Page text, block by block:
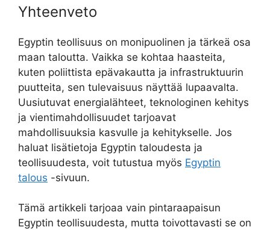
Yhteenveto
Egyptin teollisuus on monipuolinen ja tärkeä osa
maan taloutta. Vaikka se kohtaa haasteita,
kuten poliittista epävakautta ja infrastruktuurin
puutteita, sen tulevaisuus näyttää lupaavalta.
Uusiutuvat energialähteet, teknologinen kehitys
ja vientimahdollisuudet tarjoavat
mahdollisuuksia kasvulle ja kehitykselle. Jos
haluat lisätietoja Egyptin taloudesta ja
teollisuudesta, voit tutustua myös Egyptin
talous -sivuun.
Tämä artikkeli tarjoaa vain pintaraapaisun
Egyptin teollisuudesta, mutta toivottavasti se on